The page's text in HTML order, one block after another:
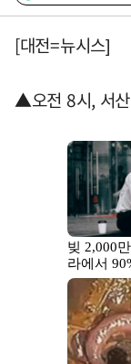
[대전=뉴시스]
▲오전 8시, 서산